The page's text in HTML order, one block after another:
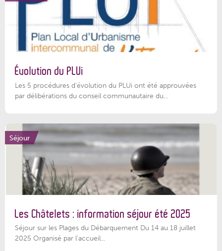
Évolution du PLUi
Les 5 procédures d’évolution du PLUi ont été approuvées
par délibérations du conseil communautaire du...
Séjour
Les Châtelets : information séjour été 2025
Séjour sur les Plages du Débarquement Du 14 au 18 juillet
2025 Organisé par l’accueil...